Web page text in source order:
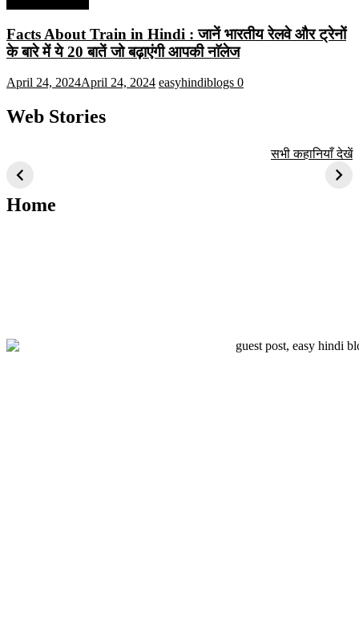
Facts About Train in Hindi : जानें भारतीय रेलवे और ट्रेनों
के बारे में ये 20 बातें जो बढ़ाएंगी आपकी नाॅलेज
April 24, 2024April 24, 2024 easyhindiblogs 0
Web Stories
तकनीक जो आपको
2024 के लिए सीखनी
चाहिए
ऐतिहासिक स्थान
सभी कहानियाँ देखें
Home